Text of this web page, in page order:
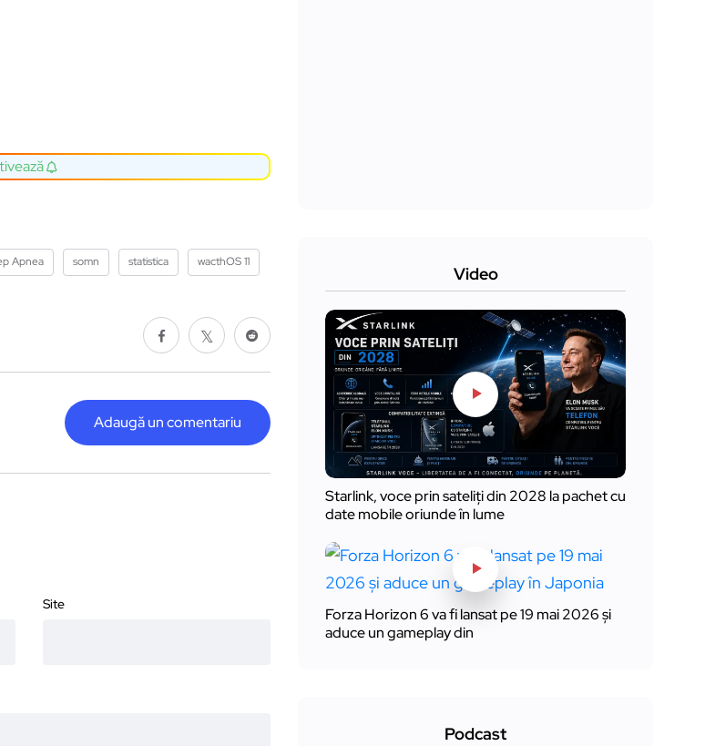
Apnea somn statistica wacthOS 11
Adaugă un comentariu
Site
Video
Starlink, voce prin sateliți din 2028 la pachet cu
date mobile oriunde în lume
Forza Horizon 6 va fi lansat pe 19 mai 2026 și
aduce un gameplay din
Podcast